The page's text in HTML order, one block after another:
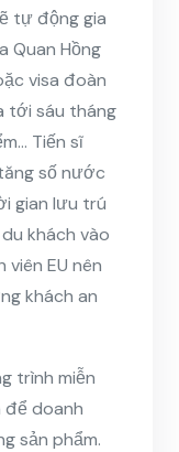
tự động gia
Quan Hồng
visa đoàn
tới sáu tháng
Tiến sĩ
số nước
gian lưu trú
khách vào
EU nên
khách an
trình miễn
doanh
sản phẩm.